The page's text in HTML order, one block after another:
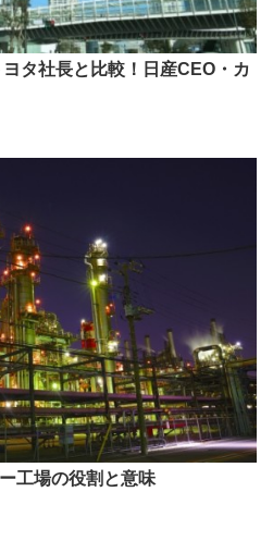
タ社長と比較！日産CEO・カ
工場の役割と意味